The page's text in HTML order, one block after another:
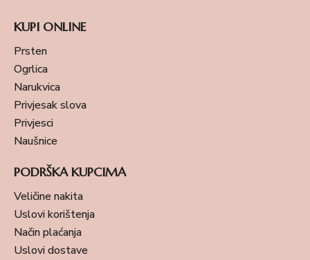
KUPI ONLINE
Prsten
Ogrlica
Narukvica
Privjesak slova
Privjesci
Naušnice
PODRŠKA KUPCIMA
Veličine nakita
Uslovi korištenja
Način plaćanja
Uslovi dostave